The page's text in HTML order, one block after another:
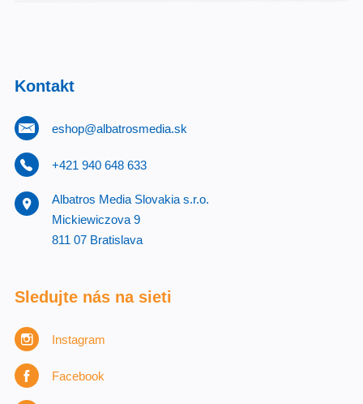
Kontakt
eshop@albatrosmedia.sk
+421 940 648 633
Albatros Media Slovakia s.r.o.
Mickiewiczova 9
811 07 Bratislava
Sledujte nás na sieti
Instagram
Facebook